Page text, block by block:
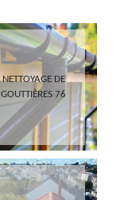
NETTOYAGE DE
GOUTTIÈRES 76